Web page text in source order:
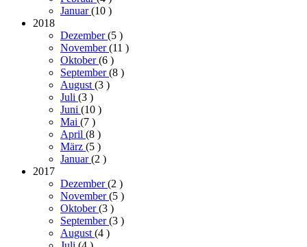
Januar(10 )
2018
Dezember(5 )
November(11 )
Oktober(6 )
September(8 )
August(3 )
Juli (3 )
Juni (10 )
Mai (7 )
April (8 )
März (5 )
Januar(2 )
2017
Dezember(2 )
November(5 )
Oktober(3 )
September(3 )
August(4 )